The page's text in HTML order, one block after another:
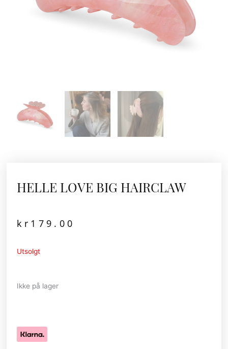
HELLE LOVE BIG HAIRCLAW
kr 179.00
Utsolgt
Ikke på lager